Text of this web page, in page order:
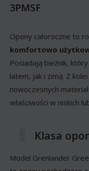
3PMSF
Opony całoroczne to
komfortowo
Posiadają bieżnik,
latem, jak i zimą. Z
nowoczesnych
właściwości w niskich
Klasa
Model Grenlander